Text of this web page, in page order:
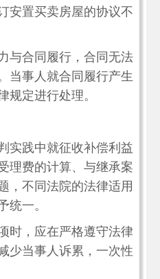
安置买卖房屋的协议不
与合同履行，合同无法
当事人就合同履行产生
规定进行处理。
实践中就征收补偿利益
理费的计算、与继承案
，不同法院的法律适用
统一。
时，应在严格遵守法律
少当事人诉累，一次性